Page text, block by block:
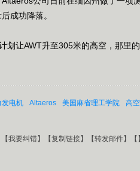
成功降落。
让AWT升至305米的高空，那里的
发电机 Altaeros 美国麻省理工学院 高空
我要纠错】【复制链接】【转发邮件】【 】